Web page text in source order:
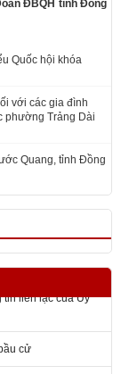
ĐBQH tỉnh Đồng
Quốc hội khóa
với các gia đình
phường Trảng Dài
Quang, tỉnh Đồng
liên lạc của Ủy